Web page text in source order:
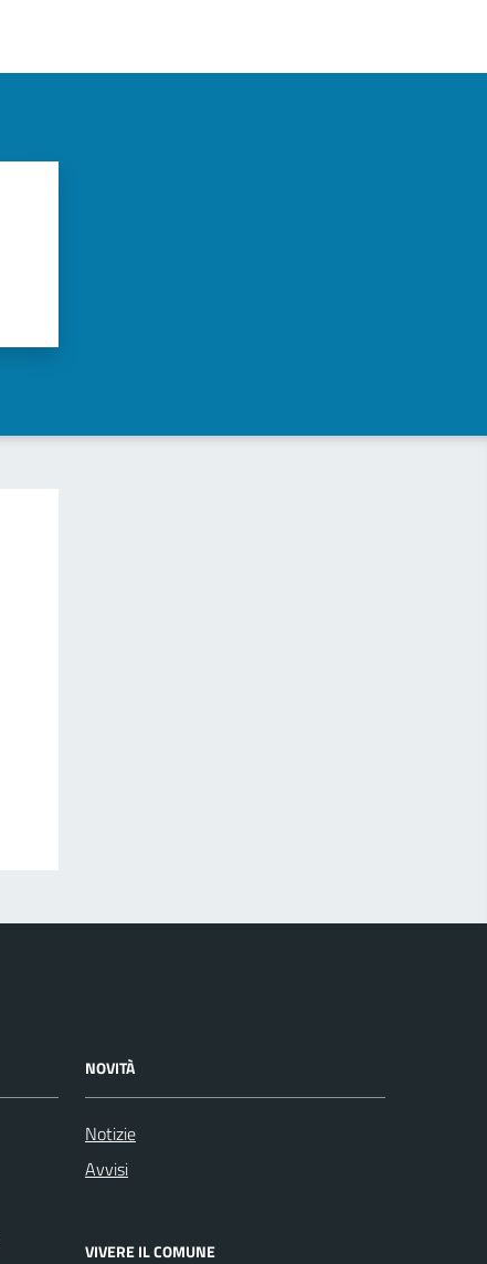
NOVITÀ
Notizie
Avvisi
VIVERE IL COMUNE